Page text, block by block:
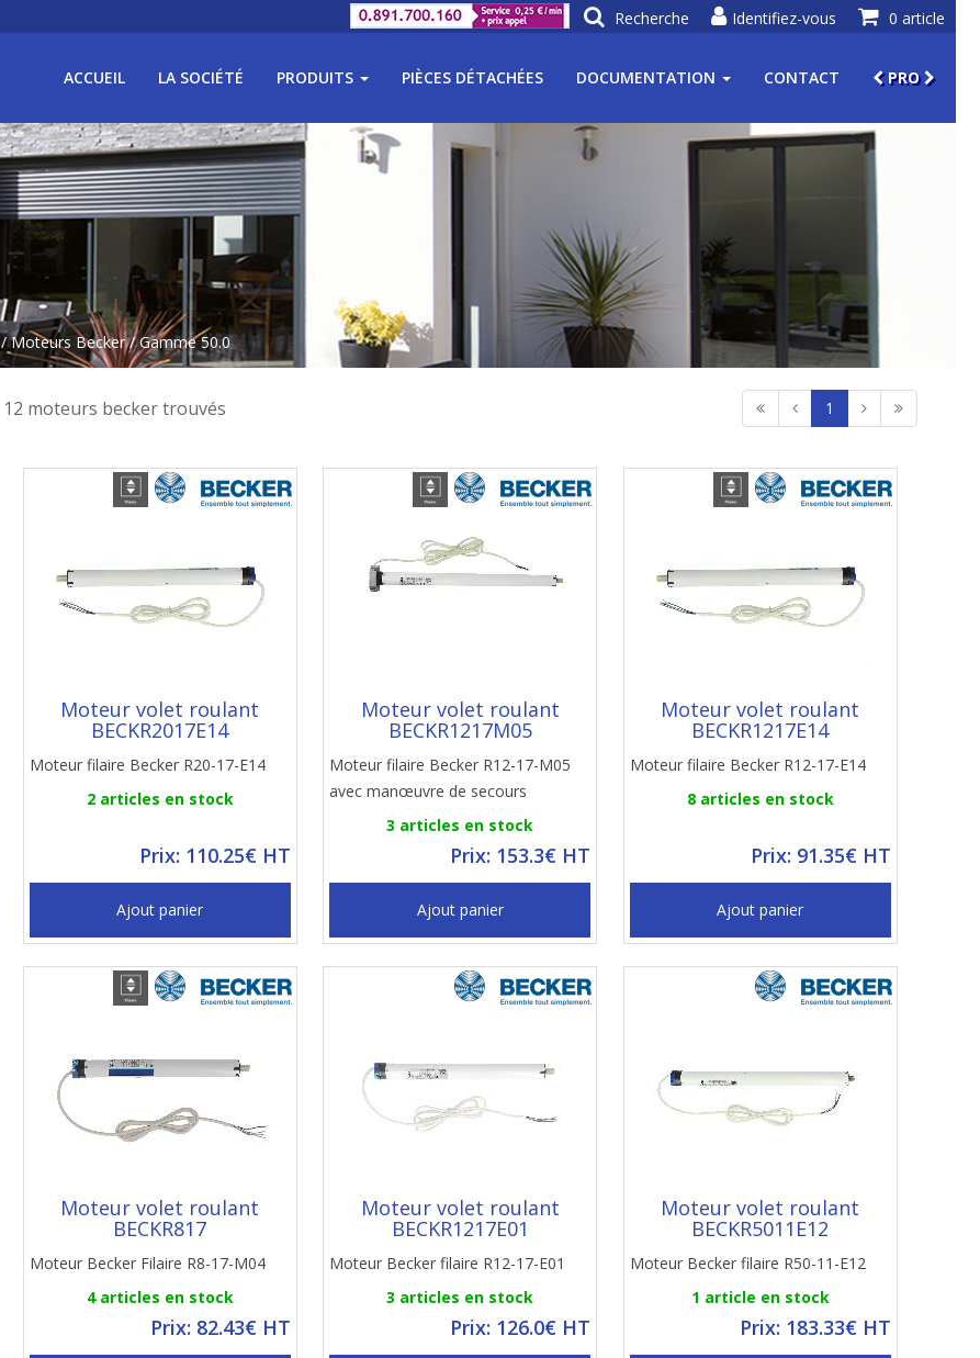
0 article
Identifiez-vous
Recherche
ACCUEIL LA SOCIÉTÉ PRODUITS PIÈCES DÉTACHÉES DOCUMENTATION CONTACT PRO
/Moteurs Becker / Gamme 50.0
12 moteurs becker trouvés 1
Moteur volet roulant
BECKR2017E14
Moteur filaire Becker R20-17-E14
2 articles en stock
Prix: 110.25€ HT
Ajout panier
Moteur volet roulant
BECKR1217M05
Moteur filaire Becker R12-17-M05
avec manœuvre de secours
3 articles en stock
Prix: 153.3€ HT
Ajout panier
Moteur volet roulant
BECKR1217E14
Moteur filaire Becker R12-17-E14
8 articles en stock
Prix: 91.35€ HT
Ajout panier
Moteur volet roulant
BECKR817
Moteur Becker Filaire R8-17-M04
4 articles en stock
Prix: 82.43€ HT
Moteur volet roulant
BECKR1217E01
Moteur Becker filaire R12-17-E01
3 articles en stock
Prix: 126.0€ HT
Moteur volet roulant
BECKR5011E12
Moteur Becker filaire R50-11-E12
1 article en stock
Prix: 183.33€ HT